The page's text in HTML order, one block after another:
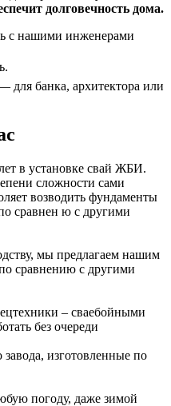
долговечность дома.
с нашими инженерами
для банка, архитектора или
в установке свай ЖБИ.
сложности сами
возводить фундаменты
сравнен ю с другими
мы предлагаем нашим
сравнению с другими
– сваебойными
без очереди
изготовленные по
погоду, даже зимой